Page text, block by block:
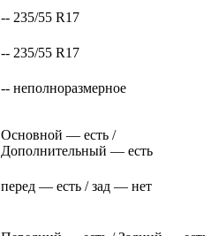
-- 235/55 R17
-- 235/55 R17
-- неполноразмерное
Основной — есть /
Дополнительный — есть
перед — есть / зад — нет